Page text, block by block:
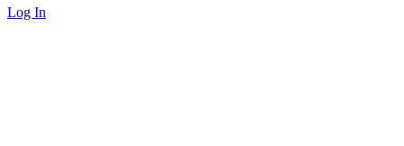
Log In